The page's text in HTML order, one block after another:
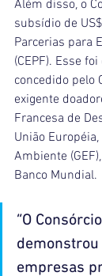
Além disso, o
subsídio de
Parcerias para
(CEPF). Esse
concedido pelo
exigente
Francesa de
União
Ambiente
Banco Mundial.
“O
empresas